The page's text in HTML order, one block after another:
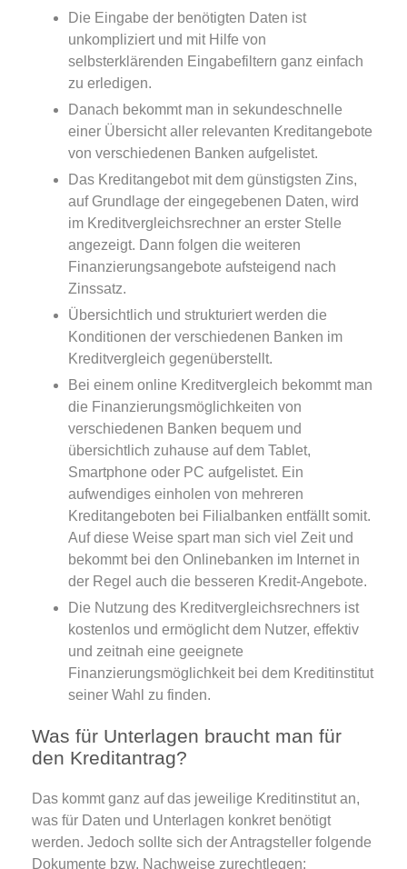
Die Eingabe der benötigten Daten ist
unkompliziert und mit Hilfe von
selbsterklärenden Eingabefiltern ganz einfach
zu erledigen.
Danach bekommt man in sekundeschnelle
einer Übersicht aller relevanten Kreditangebote
von verschiedenen Banken aufgelistet.
Das Kreditangebot mit dem günstigsten Zins,
auf Grundlage der eingegebenen Daten, wird
im Kreditvergleichsrechner an erster Stelle
angezeigt. Dann folgen die weiteren
Finanzierungsangebote aufsteigend nach
Zinssatz.
Übersichtlich und strukturiert werden die
Konditionen der verschiedenen Banken im
Kreditvergleich gegenüberstellt.
Bei einem online Kreditvergleich bekommt man
die Finanzierungsmöglichkeiten von
verschiedenen Banken bequem und
übersichtlich zuhause auf dem Tablet,
Smartphone oder PC aufgelistet. Ein
aufwendiges einholen von mehreren
Kreditangeboten bei Filialbanken entfällt somit.
Auf diese Weise spart man sich viel Zeit und
bekommt bei den Onlinebanken im Internet in
der Regel auch die besseren Kredit-Angebote.
Die Nutzung des Kreditvergleichsrechners ist
kostenlos und ermöglicht dem Nutzer, effektiv
und zeitnah eine geeignete
Finanzierungsmöglichkeit bei dem Kreditinstitut
seiner Wahl zu finden.
Was für Unterlagen braucht man für
den Kreditantrag?
Das kommt ganz auf das jeweilige Kreditinstitut an,
was für Daten und Unterlagen konkret benötigt
werden. Jedoch sollte sich der Antragsteller folgende
Dokumente bzw. Nachweise zurechtlegen: